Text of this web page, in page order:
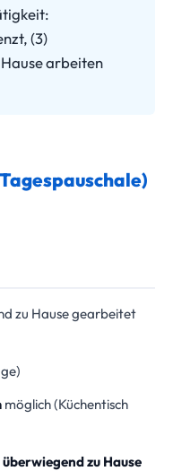
(3)
arbeiten
zu Hause gearbeitet
möglich (Küchentisch
überwiegend zu Hause